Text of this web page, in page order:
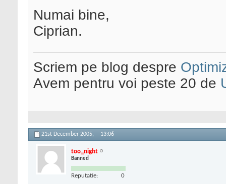
Numai bine,
Ciprian.
Scriem pe blog despre
Avem pentru voi peste 20 de
21st December 2005, 13:06
too_night
Banned
Reputatie: 0